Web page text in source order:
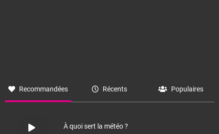
Recommandées Récents Populaires
À quoi sert la météo ?